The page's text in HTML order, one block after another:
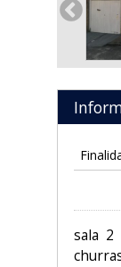
sala 2